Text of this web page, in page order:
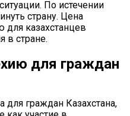
По истечении
страну. Цена
для казахстанцев
в стране.
для граждан
для граждан Казахстана,